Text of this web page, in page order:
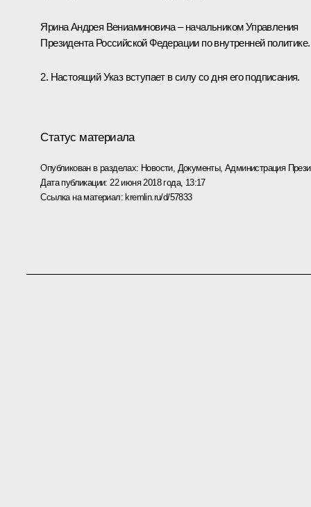
Ярина Андрея Вениаминовича – начальником Управления
Президента Российской Федерации по внутренней политике.
2. Настоящий Указ вступает в силу со дня его подписания.
Статус материала
Опубликован в разделах: Новости, Документы,Администрация
Дата публикации: 22 июня 2018 года, 13:17
Ссылка на материал: kremlin.ru/d/57833